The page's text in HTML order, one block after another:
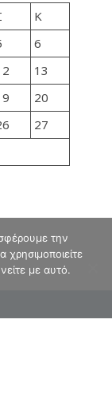
Κ
6
13
20
27
την
χρησιμοποιείτε
με αυτό.